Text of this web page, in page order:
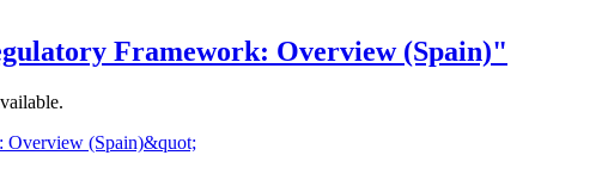
Framework: Overview (Spain)"
Overview (Spain)&quot;